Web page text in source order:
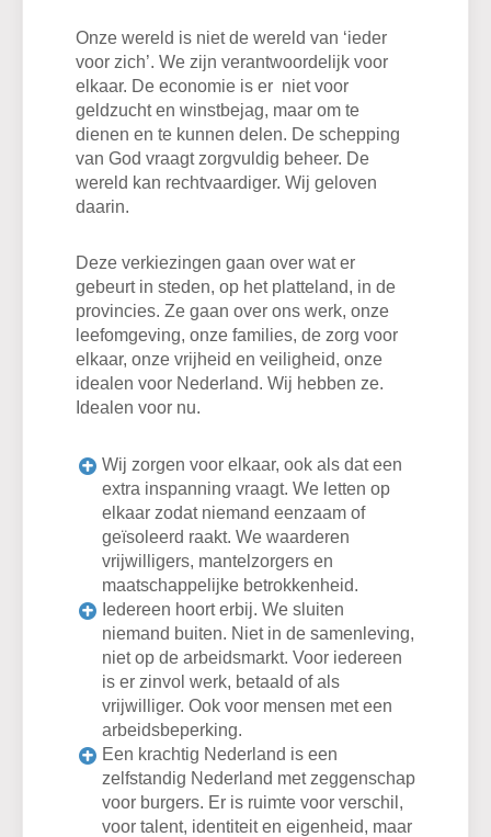
Onze wereld is niet de wereld van ‘ieder
voor zich’. We zijn verantwoordelijk voor
elkaar. De economie is er niet voor
geldzucht en winstbejag, maar om te
dienen en te kunnen delen. De schepping
van God vraagt zorgvuldig beheer. De
wereld kan rechtvaardiger. Wij geloven
daarin.
Deze verkiezingen gaan over wat er
gebeurt in steden, op het platteland, in de
provincies. Ze gaan over ons werk, onze
leefomgeving, onze families, de zorg voor
elkaar, onze vrijheid en veiligheid, onze
idealen voor Nederland. Wij hebben ze.
Idealen voor nu.
Wij zorgen voor elkaar, ook als dat een
extra inspanning vraagt. We letten op
elkaar zodat niemand eenzaam of
geïsoleerd raakt. We waarderen
vrijwilligers, mantelzorgers en
maatschappelijke betrokkenheid.
Iedereen hoort erbij. We sluiten
niemand buiten. Niet in de samenleving,
niet op de arbeidsmarkt. Voor iedereen
is er zinvol werk, betaald of als
vrijwilliger. Ook voor mensen met een
arbeidsbeperking.
Een krachtig Nederland is een
zelfstandig Nederland met zeggenschap
voor burgers. Er is ruimte voor verschil,
voor talent, identiteit en eigenheid, maar